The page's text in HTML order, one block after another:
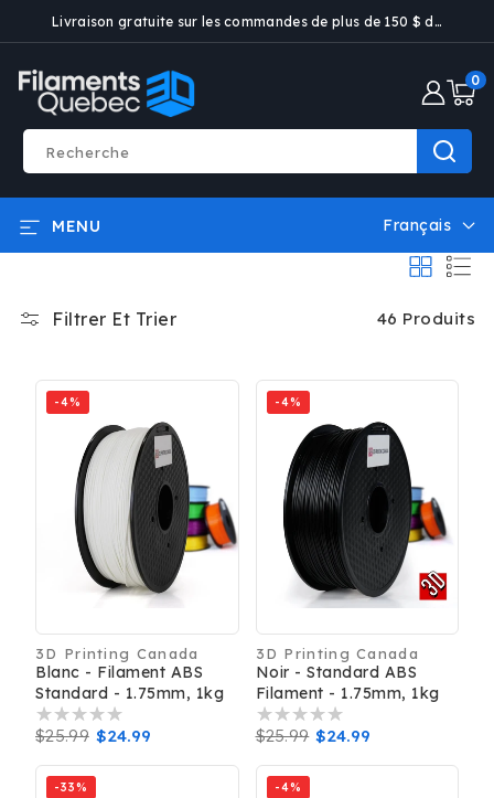
ET PASSER
CONTENU
Livraison gratuite sur les commandes de plus de 150 $ dans certaines villes
Recherche
0
0
MENU
L
a
g
e
Français
Filtrer Et Trier 46 Produits
-4%
Distributeur :
3D Printing Canada
Blanc - Filament ABS
Standard - 1.75mm, 1kg
Prix
$25.99 Prix
$24.99
-4%
Distributeur :
3D Printing Canada
Noir - Standard ABS
Filament - 1.75mm, 1kg
Prix
$25.99 Prix
$24.99
-33% -4%